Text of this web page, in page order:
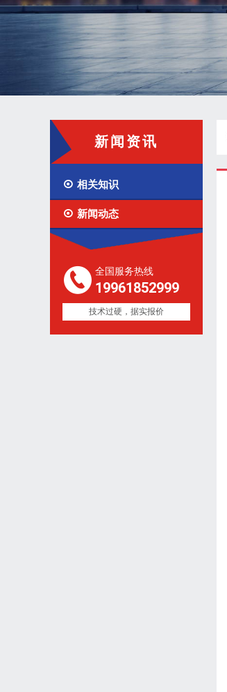
新闻资讯
 相关知识
 新闻动态
全国服务热线
19961852999
技术过硬，据实报价